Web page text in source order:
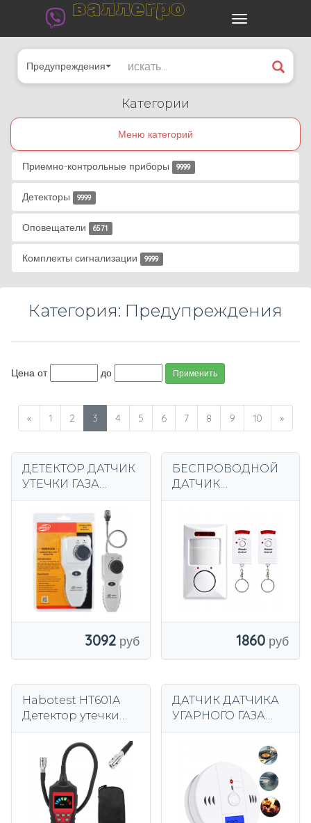
валлегро
Предупреждения
Категории
Меню категорий
Приемно-контрольные приборы 9999
Детекторы 9999
Оповещатели 6571
Комплекты сигнализации 9999
Категория: Предупреждения
Цена от до Применить
« 1 2 3 4 5 6 7 8 9 10 »
ДЕТЕКТОР ДАТЧИК
УТЕЧКИ ГАЗА
ПРИРОДНЫЙ ГАЗ
СИГНАЛИЗАЦИЯ
СЖИЖЕННОГО
ГАЗА
3092
БЕСПРОВОДНОЙ
ДАТЧИК
АККУМУЛЯТОРЕ +
2 ПУЛЬТА ПУЛЬТА
1860
Habotest HT601A
Детектор утечки
сигнализацией
для природного
газа пропан-бутан
ДАТЧИК ДАТЧИКА
УГАРНОГО ГАЗА
СИГНАЛИЗАЦИЯ